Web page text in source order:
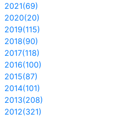
2021(69)
2020(20)
2019(115)
2018(90)
2017(118)
2016(100)
2015(87)
2014(101)
2013(208)
2012(321)